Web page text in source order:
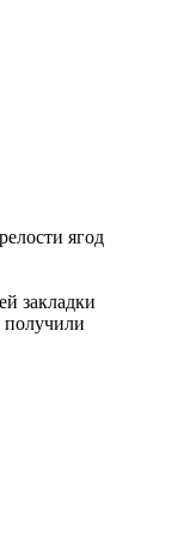
ягод
закладки
получили